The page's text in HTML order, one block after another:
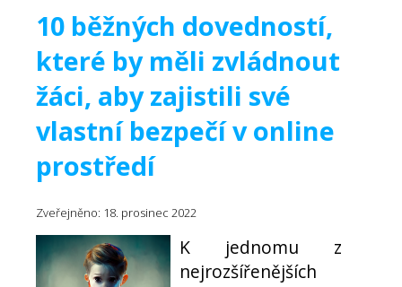
10 běžných dovedností,
které by měli zvládnout
žáci, aby zajistili své
vlastní bezpečí v online
prostředí
Zveřejněno: 18. prosinec 2022
K jednomu z
nejrozšířenějších